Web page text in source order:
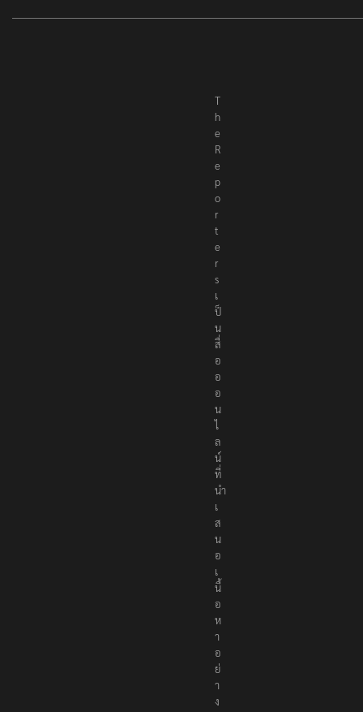
T
h
e
R
e
p
o
r
t
e
r
s
เ
ป็
น
สื่
อ
อ
อ
น
ไ
ล
น์
ที่
นำ
เ
ส
น
อ
เ
นื้
อ
ห
า
อ
ย่
า
ง